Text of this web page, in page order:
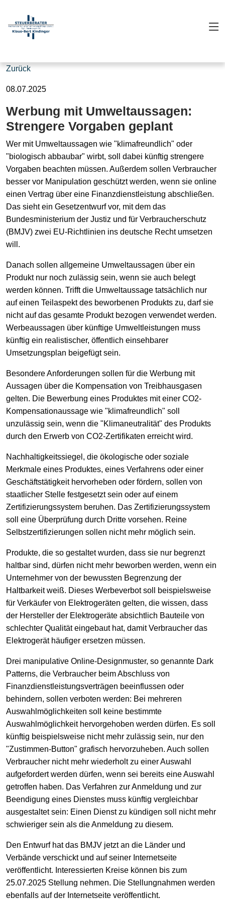
Zurück
08.07.2025
Werbung mit Umweltaussagen:
Strengere Vorgaben geplant
Wer mit Umweltaussagen wie "klimafreundlich" oder
"biologisch abbaubar" wirbt, soll dabei künftig strengere
Vorgaben beachten müssen. Außerdem sollen Verbraucher
besser vor Manipulation geschützt werden, wenn sie online
einen Vertrag über eine Finanzdienstleistung abschließen.
Das sieht ein Gesetzentwurf vor, mit dem das
Bundesministerium der Justiz und für Verbraucherschutz
(BMJV) zwei EU-Richtlinien ins deutsche Recht umsetzen
will.
Danach sollen allgemeine Umweltaussagen über ein
Produkt nur noch zulässig sein, wenn sie auch belegt
werden können. Trifft die Umweltaussage tatsächlich nur
auf einen Teilaspekt des beworbenen Produkts zu, darf sie
nicht auf das gesamte Produkt bezogen verwendet werden.
Werbeaussagen über künftige Umweltleistungen muss
künftig ein realistischer, öffentlich einsehbarer
Umsetzungsplan beigefügt sein.
Besondere Anforderungen sollen für die Werbung mit
Aussagen über die Kompensation von Treibhausgasen
gelten. Die Bewerbung eines Produktes mit einer CO2-
Kompensationaussage wie "klimafreundlich" soll
unzulässig sein, wenn die "Klimaneutralität" des Produkts
durch den Erwerb von CO2-Zertifikaten erreicht wird.
Nachhaltigkeitssiegel, die ökologische oder soziale
Merkmale eines Produktes, eines Verfahrens oder einer
Geschäftstätigkeit hervorheben oder fördern, sollen von
staatlicher Stelle festgesetzt sein oder auf einem
Zertifizierungssystem beruhen. Das Zertifizierungssystem
soll eine Überprüfung durch Dritte vorsehen. Reine
Selbstzertifizierungen sollen nicht mehr möglich sein.
Produkte, die so gestaltet wurden, dass sie nur begrenzt
haltbar sind, dürfen nicht mehr beworben werden, wenn ein
Unternehmer von der bewussten Begrenzung der
Haltbarkeit weiß. Dieses Werbeverbot soll beispielsweise
für Verkäufer von Elektrogeräten gelten, die wissen, dass
der Hersteller der Elektrogeräte absichtlich Bauteile von
schlechter Qualität eingebaut hat, damit Verbraucher das
Elektrogerät häufiger ersetzen müssen.
Drei manipulative Online-Designmuster, so genannte Dark
Patterns, die Verbraucher beim Abschluss von
Finanzdienstleistungsverträgen beeinflussen oder
behindern, sollen verboten werden: Bei mehreren
Auswahlmöglichkeiten soll keine bestimmte
Auswahlmöglichkeit hervorgehoben werden dürfen. Es soll
künftig beispielsweise nicht mehr zulässig sein, nur den
"Zustimmen-Button" grafisch hervorzuheben. Auch sollen
Verbraucher nicht mehr wiederholt zu einer Auswahl
aufgefordert werden dürfen, wenn sei bereits eine Auswahl
getroffen haben. Das Verfahren zur Anmeldung und zur
Beendigung eines Dienstes muss künftig vergleichbar
ausgestaltet sein: Einen Dienst zu kündigen soll nicht mehr
schwieriger sein als die Anmeldung zu diesem.
Den Entwurf hat das BMJV jetzt an die Länder und
Verbände verschickt und auf seiner Internetseite
veröffentlicht. Interessierten Kreise können bis zum
25.07.2025 Stellung nehmen. Die Stellungnahmen werden
ebenfalls auf der Internetseite veröffentlicht.